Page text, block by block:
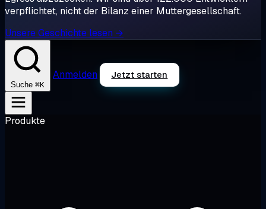
verpflichtet, nicht der Bilanz einer Muttergesellschaft.
Unsere Geschichte lesen →
Suche ⌘K
Anmelden Jetzt starten
Produkte